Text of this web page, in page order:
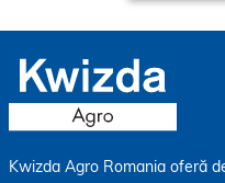
Kwizda Agro Romania oferă